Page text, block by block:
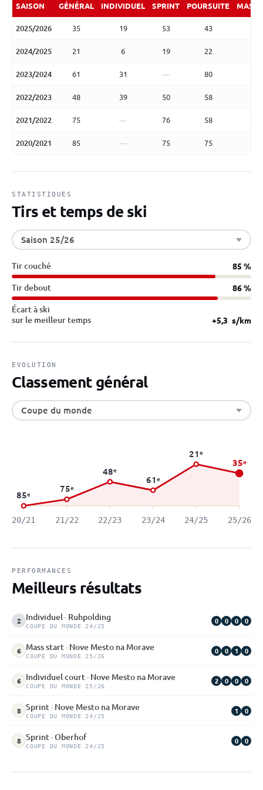
SAISON GÉNÉRAL INDIVIDUEL SPRINT POURSUITE MASS
2025/2026 35 19 53 43
2024/2025 21 6 19 22
2023/2024 61 31 — 80
2022/2023 48 39 50 58
2021/2022 75 — 76 58
2020/2021 85 — 75 75
STATISTIQUES
Tirs et temps de ski
Saison 25/26
Tir couché 85 %
Tir debout 86 %
Écart à ski
sur le meilleur temps
+5,3 s/km
EVOLUTION
Classement général
Coupe du monde
85e
20/21
75e
21/22
48e
22/23
61e
23/24
21e
24/25
35e
25/26
PERFORMANCES
Meilleurs résultats
2 Individuel · Ruhpolding
COUPE DU MONDE 24/25
0 0 0 0
6 Mass start · Nove Mesto na Morave
COUPE DU MONDE 25/26
0 0 1 0
6 Individuel court · Nove Mesto na Morave
COUPE DU MONDE 25/26
2 0 0 0
8 Sprint · Nove Mesto na Morave
COUPE DU MONDE 24/25
1 0
8 Sprint · Oberhof
COUPE DU MONDE 24/25
0 0